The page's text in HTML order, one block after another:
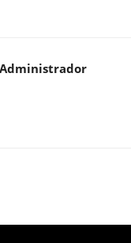
Administrador